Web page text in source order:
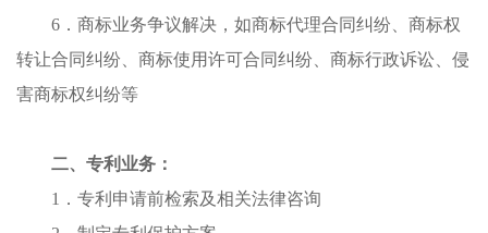
6． 商标业务争议解决，如商标代理合同纠纷、商标权
转让合同纠纷、商标使用许可合同纠纷、商标行政诉讼、侵
害商标权纠纷等
二、 专利业务 ：
1． 专利申请前检索及相关法律咨询